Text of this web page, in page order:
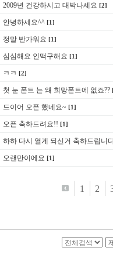
2009년 건강하시고 대박나세요 [2]
안녕하세요^^ [1]
정말 반가워요 [1]
심심해요 인맥구해요 [1]
ㅋㅋ [2]
첫 눈 폰트 는 왜 희망폰트에 없죠??
드이어 오픈 했네요~ [1]
오픈 축하드려요!! [1]
하하 다시 열게 되신거 축하드립니
오랜만이에요 [1]
1 2